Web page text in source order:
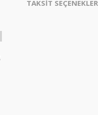
TAKSİT